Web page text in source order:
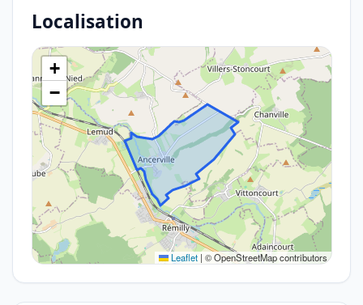
Localisation
+
−
Leaflet | © OpenStreetMap contributors